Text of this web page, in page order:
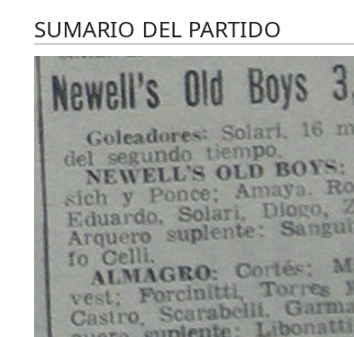
SUMARIO DEL PARTIDO